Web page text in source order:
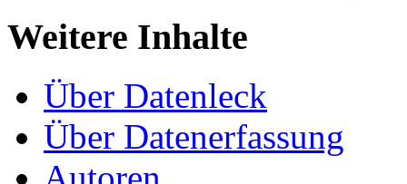
Weitere Inhalte
Über Datenleck
Über Datenerfassung